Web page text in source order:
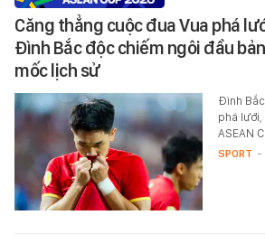
Căng thẳng cuộc đua Vua phá
Đình Bắc độc chiếm ngôi đầu
mốc lịch sử
Đình
phá lưới,
ASEAN
SPORT -